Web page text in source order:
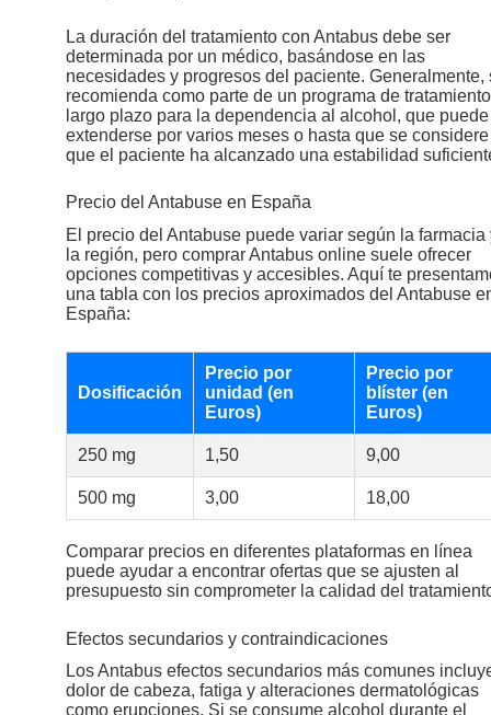
La duración del tratamiento con Antabus debe ser
determinada por un médico, basándose en las
necesidades y progresos del paciente. Generalmente,
recomienda como parte de un programa de
largo plazo para la dependencia al alcohol, que puede
extenderse por varios meses o hasta que se considere
que el paciente ha alcanzado una estabilidad
Precio del Antabuse en España
El precio del Antabuse puede variar según la farmacia
la región, pero comprar Antabus online suele ofrecer
opciones competitivas y accesibles. Aquí te
una tabla con los precios aproximados del Antabuse
España:
Dosificación
Precio por
unidad (en
Euros)
Precio por
blíster (en
Euros)
250 mg 1,50 9,00
500 mg 3,00 18,00
Comparar precios en diferentes plataformas en línea
puede ayudar a encontrar ofertas que se ajusten al
presupuesto sin comprometer la calidad del
Efectos secundarios y contraindicaciones
Los Antabus efectos secundarios más comunes
dolor de cabeza, fatiga y alteraciones dermatológicas
como erupciones. Si se consume alcohol durante el